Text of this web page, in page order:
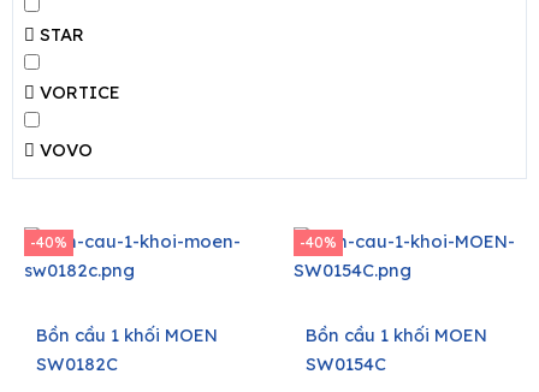
STAR
VORTICE
VOVO
-40%
Bồn cầu 1 khối MOEN
SW0182C
-40%
Bồn cầu 1 khối MOEN
SW0154C